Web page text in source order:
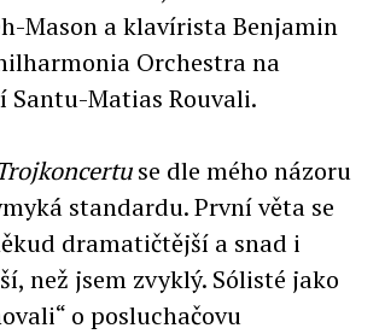
Mason a klavírista Benjamin
Orchestra na
Santu-Matias Rouvali.
se dle mého názoru
standardu. První věta se
dramatičtější a snad i
než jsem zvyklý. Sólisté jako
o posluchačovu